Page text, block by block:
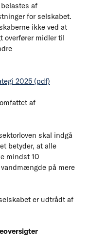
af
for selskabet.
ikke ved at
overfører midler til
2025 (pdf)
af
skal indgå
betyder, at alle
mindst 10
på mere
er udtrådt af